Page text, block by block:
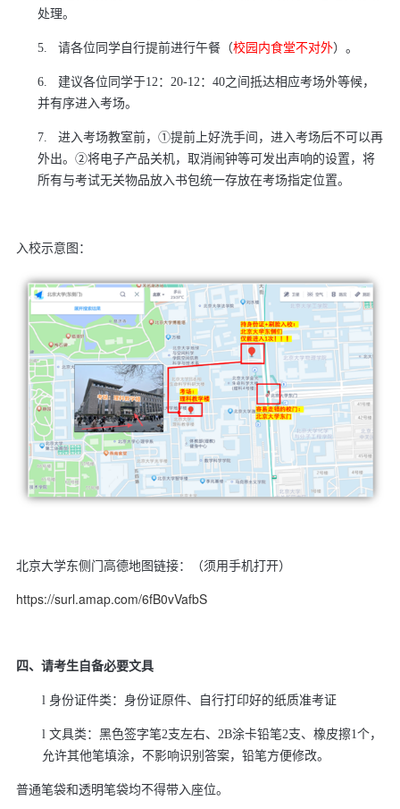
处理。
5. 请各位同学自行提前进行午餐（校园内食堂不对外）。
6. 建议各位同学于12 ： 20-12 ： 40之间抵达相应考场外等候，
并有序进入考场。
7.
进入考场教室前，①提前上好洗手间，进入考场后不可以再
外出。②将电子产品关机，取消闹钟等可发出声响的设置，将
所有与考试无关物品放入书包统一存放在考场指定位置。
入校示意图：
北京大学东侧门高德地图链接：（须用手机打开）
https://surl.amap.com/6fB0vVafbS
四、请考生自备必要文具
l 身份证件类：身份证原件、自行打印好的纸质准考证
l 文具类：黑色签字笔2支左右、 2B涂卡铅笔2支、橡皮擦1个，
允许其他笔填涂，不影响识别答案，铅笔方便修改。
普通笔袋和透明笔袋均不得带入座位。